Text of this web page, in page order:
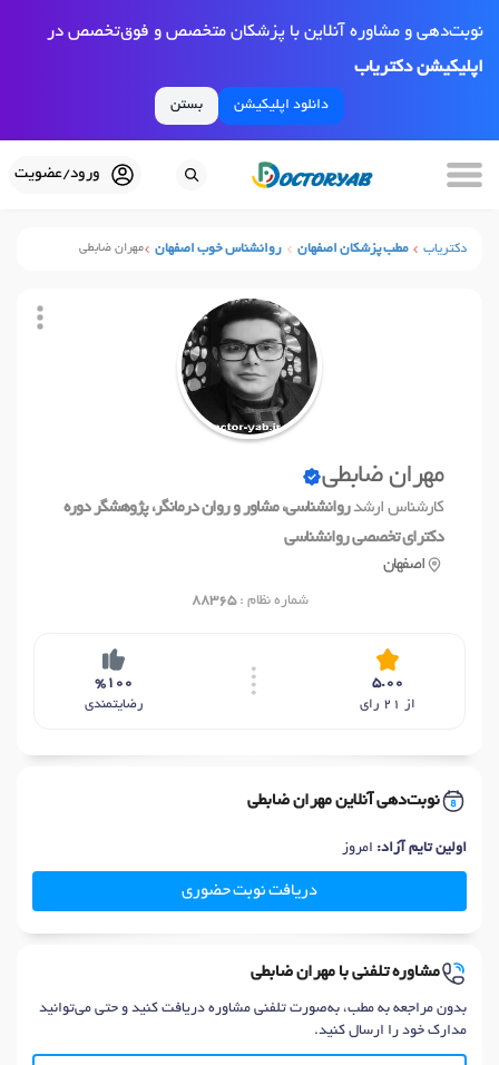
نوبت‌دهی و مشاوره آنلاین با پزشکان متخصص و فوق‌تخصص در
اپلیکیشن دکتریاب
دانلود اپلیکیشن بستن
ورود/عضویت
دکتریاب مطب پزشکان اصفهان روانشناس خوب اصفهان مهران ضابطی
مهران ضابطی
کارشناس ارشدروانشناسی، مشاور و روان درمانگر، پژوهشگر دوره
دکترای تخصصی روانشناسی
اصفهان
شماره نظام :88365
5.00
از 21 رای
%100
رضایتمندی
نوبت‌دهی آنلاین مهران ضابطی
اولین تایم آزاد: امروز
دریافت نوبت حضوری
مشاوره تلفنی با مهران ضابطی
بدون مراجعه به مطب، به‌صورت تلفنی مشاوره دریافت کنید و حتی می‌توانید
مدارک خود را ارسال کنید.